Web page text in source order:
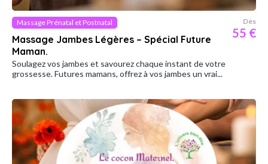
Massage Prénatal et Postnatal
Massage Jambes Légères – Spécial Future
Maman.
Dès
55 €
Soulagez vos jambes et savourez chaque instant de votre
grossesse. Futures mamans, offrez à vos jambes un vrai...